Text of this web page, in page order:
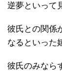
逆夢といって
彼氏との関係
なるといった
彼氏のみなら